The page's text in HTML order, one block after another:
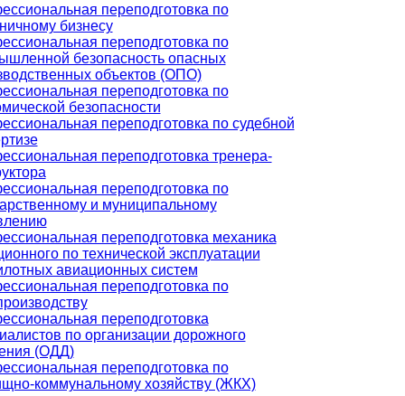
переподготовка по
бизнесу
переподготовка по
безопасность опасных
объектов (ОПО)
переподготовка по
безопасности
переподготовка по судебной
переподготовка тренера-
переподготовка по
и муниципальному
переподготовка механика
по технической эксплуатации
авиационных систем
переподготовка по
переподготовка
по организации дорожного
(ОДД)
переподготовка по
коммунальному хозяйству (ЖКХ)